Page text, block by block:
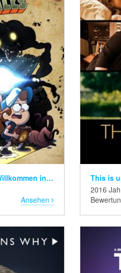
Gravity Falls (Willkommen in Gravity Falls)
Ansehen
2016